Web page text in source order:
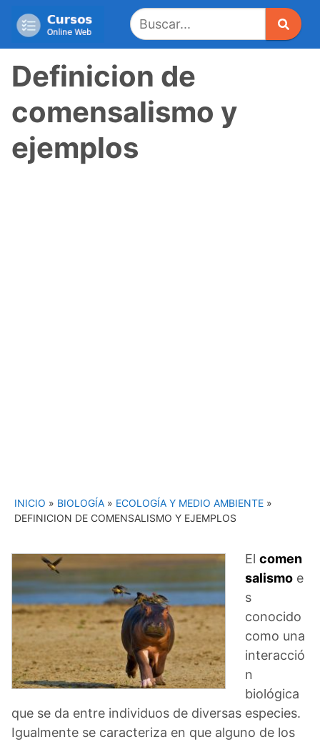
Definicion de
comensalismo y
ejemplos
INICIO » BIOLOGÍA » ECOLOGÍA Y MEDIO AMBIENTE »
DEFINICION DE COMENSALISMO Y EJEMPLOS
El comen
salismo e
s
conocido
como una
interacció
n
biológica
que se da entre individuos de diversas especies.
Igualmente se caracteriza en que alguno de los